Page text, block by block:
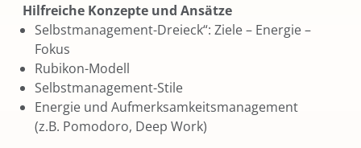
Hilfreiche Konzepte und Ansätze
Selbstmanagement-Dreieck“: Ziele – Energie –
Fokus
Rubikon-Modell
Selbstmanagement-Stile
Energie und Aufmerksamkeitsmanagement
(z.B. Pomodoro, Deep Work)